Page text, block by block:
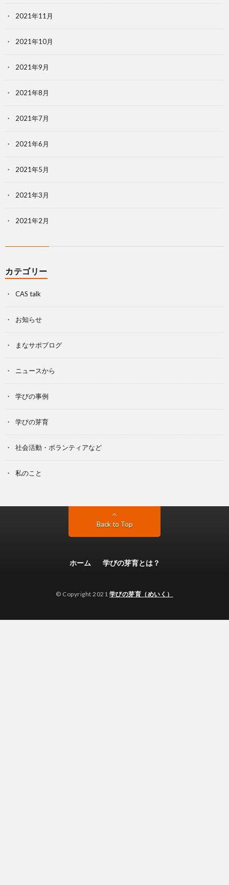
2021年11月
2021年10月
2021年9月
2021年8月
2021年7月
2021年6月
2021年5月
2021年3月
2021年2月
カテゴリー
CAS talk
お知らせ
まなサポブログ
ニュースから
学びの事例
学びの芽育
社会活動・ボランティアなど
私のこと
Back to Top
ホーム 学びの芽育とは？
© Copyright 2021 学びの芽育（めいく）